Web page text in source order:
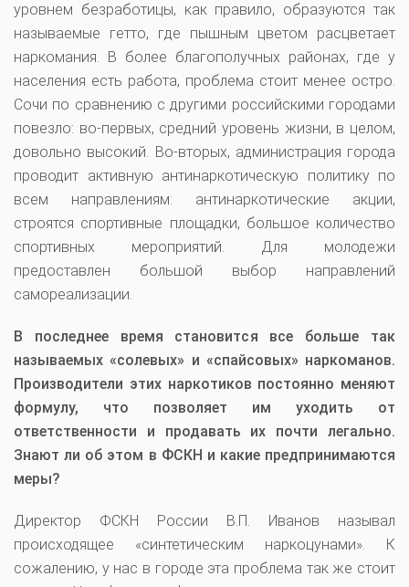
уровнем безработицы, как правило, образуются так
называемые гетто, где пышным цветом расцветает
наркомания. В более благополучных районах, где у
населения есть работа, проблема стоит менее остро.
Сочи по сравнению с другими российскими городами
повезло: во-первых, средний уровень жизни, в целом,
довольно высокий. Во-вторых, администрация города
проводит активную антинаркотическую политику по
всем направлениям: антинаркотические акции,
строятся спортивные площадки, большое количество
спортивных мероприятий. Для молодежи
предоставлен большой выбор направлений
самореализации.
В последнее время становится все больше так
называемых «солевых» и «спайсовых» наркоманов.
Производители этих наркотиков постоянно меняют
формулу, что позволяет им уходить от
ответственности и продавать их почти легально.
Знают ли об этом в ФСКН и какие предпринимаются
меры?
Директор ФСКН России В.П. Иванов называл
происходящее «синтетическим наркоцунами». К
сожалению, у нас в городе эта проблема так же стоит